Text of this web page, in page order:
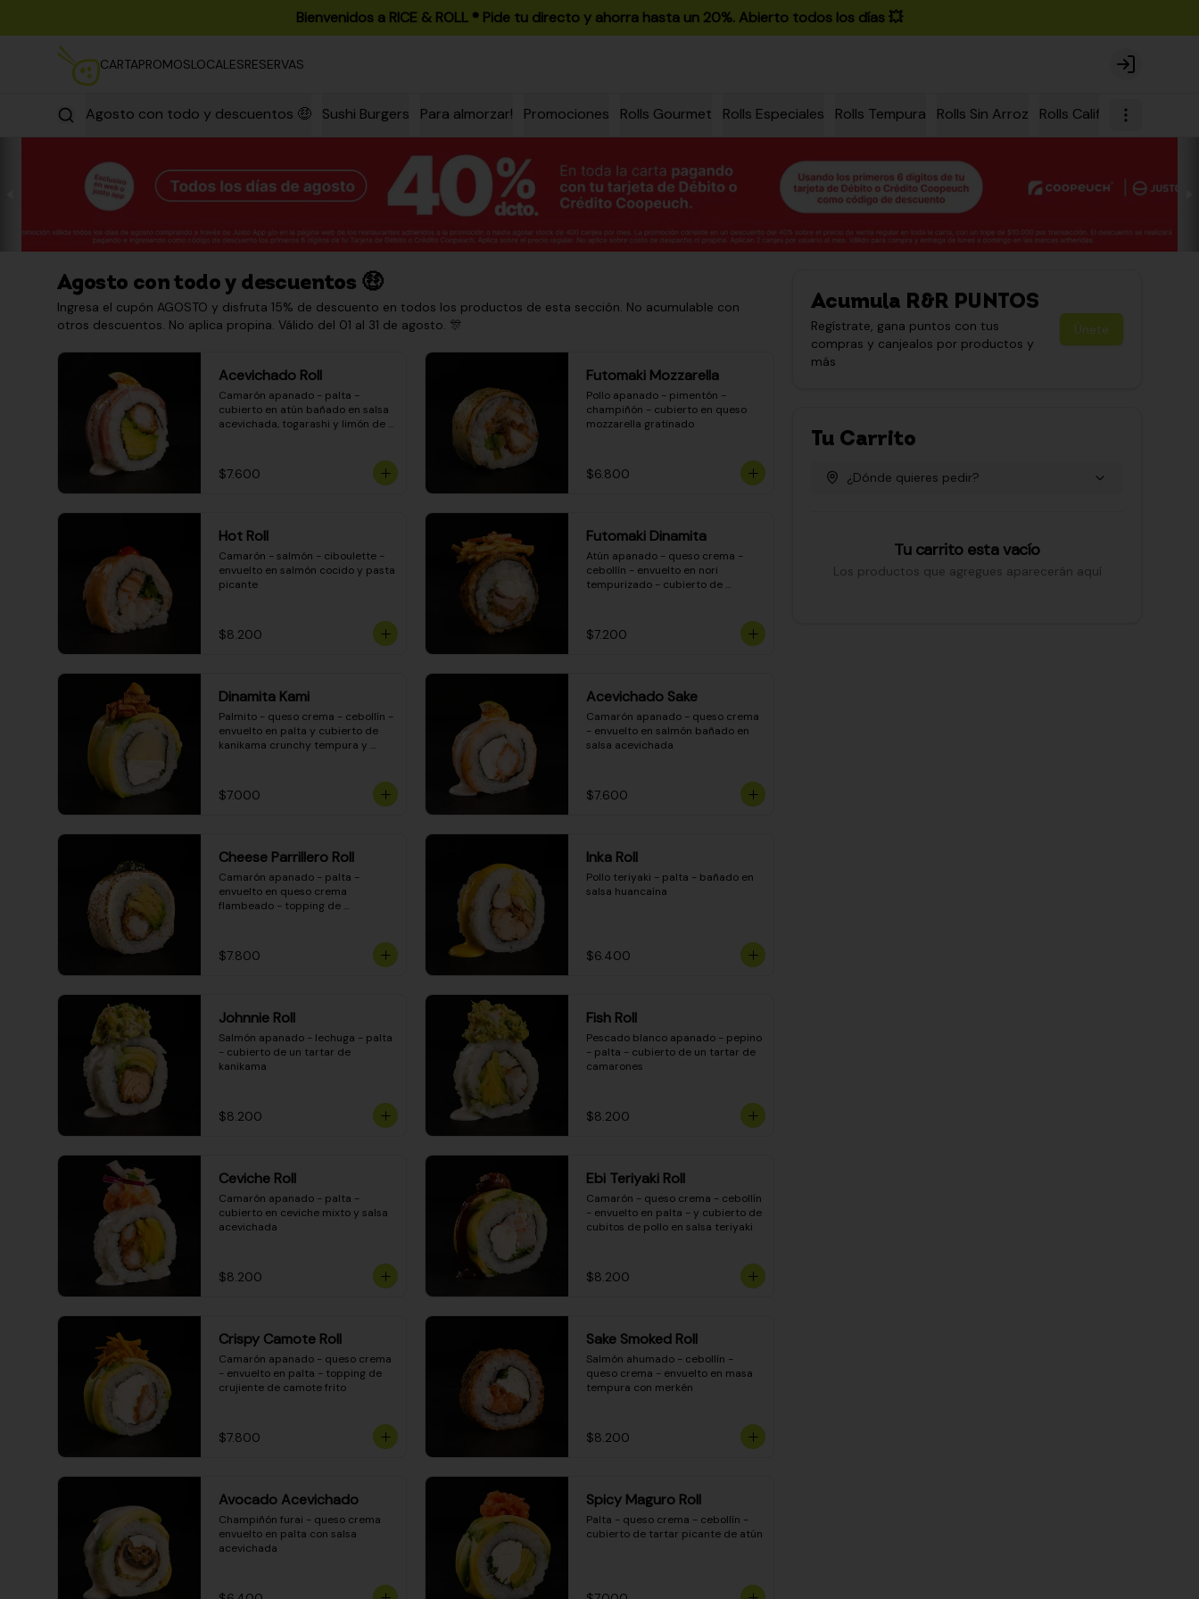
Bienvenidos a RICE & ROLL ®️ Pide tu directo y ahorra hasta un 20%. Abierto todos los días 💥
CARTAPROMOSLOCALESRESERVAS Login
Agosto con todo y descuentos 🤑 Sushi Burgers Para almorzar! Promociones Rolls Gourmet Rolls Especiales Rolls Tempura Rolls Sin Arroz Rolls California
Agosto con todo y descuentos 🤑
Ingresa el cupón AGOSTO y disfruta 15% de descuento en todos los productos de esta sección. No acumulable con
otros descuentos. No aplica propina. Válido del 01 al 31 de agosto. 🎊
Acevichado Roll
Camarón apanado - palta -
cubierto en atún bañado en salsa
acevichada, togarashi y limón de
$7.600
Futomaki Mozzarella
Pollo apanado - pimentón -
champiñón - cubierto en queso
mozzarella gratinado
$6.800
Hot Roll
Camarón - salmón - ciboulette -
envuelto en salmón cocido y pasta
picante
$8.200
Futomaki Dinamita
Atún apanado - queso crema -
cebollín - envuelto en nori
tempurizado - cubierto de
$7.200
Dinamita Kami
Palmito - queso crema - cebollín -
envuelto en palta y cubierto de
kanikama crunchy tempura y
$7.000
Acevichado Sake
Camarón apanado - queso crema
- envuelto en salmón bañado en
salsa acevichada
$7.600
Cheese Parrillero Roll
Camarón apanado - palta -
envuelto en queso crema
flambeado - topping de
$7.800
Inka Roll
Pollo teriyaki - palta - bañado en
salsa huancaína
$6.400
Johnnie Roll
Salmón apanado - lechuga - palta
- cubierto de un tartar de
kanikama
$8.200
Fish Roll
Pescado blanco apanado - pepino
- palta - cubierto de un tartar de
camarones
$8.200
Ceviche Roll
Camarón apanado - palta -
cubierto en ceviche mixto y salsa
acevichada
$8.200
Ebi Teriyaki Roll
Camarón - queso crema - cebollín
- envuelto en palta - y cubierto de
cubitos de pollo en salsa teriyaki
$8.200
Crispy Camote Roll
Camarón apanado - queso crema
- envuelto en palta - topping de
crujiente de camote frito
$7.800
Sake Smoked Roll
Salmón ahumado - cebollín -
queso crema - envuelto en masa
tempura con merkén
$8.200
Avocado Acevichado
Champiñón furai - queso crema
envuelto en palta con salsa
acevichada
Spicy Maguro Roll
Palta - queso crema - cebollín -
cubierto de tartar picante de atún
Acumula R&R PUNTOS
Regístrate, gana puntos con tus
compras y canjealos por productos y
más
Únete
Tu Carrito
¿Dónde quieres pedir?
Tu carrito esta vacío
Los productos que agregues aparecerán aquí